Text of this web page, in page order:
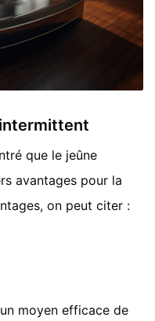
que le jeûne
avantages pour la
on peut citer :
moyen efficace de